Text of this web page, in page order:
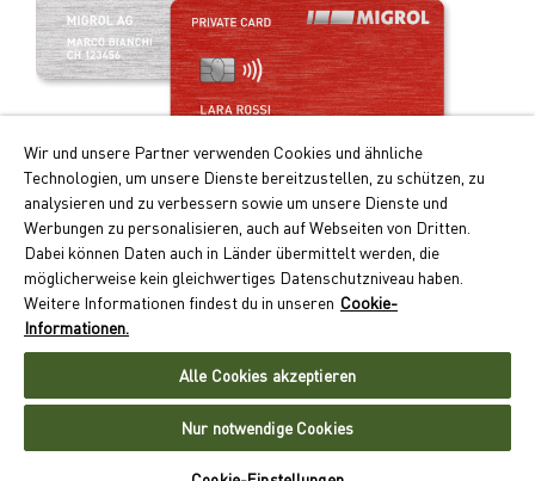
Ihre Vorteile auf einen Blick:
Doppelte Cumulus-Punkte beim Tanken und Laden
Kontaktloses Zahlen auf Monatsrechnung
Akzeptanz an über 550 Standorten schweizweit
Jetzt Migrolcard beantragen
Wir und unsere Partner verwenden Cookies und ähnliche
Technologien, um unsere Dienste bereitzustellen, zu schützen, zu
analysieren und zu verbessern sowie um unsere Dienste und
Werbungen zu personalisieren, auch auf Webseiten von Dritten.
Dabei können Daten auch in Länder übermittelt werden, die
möglicherweise kein gleichwertiges Datenschutzniveau haben.
Weitere Informationen findest du in unseren Cookie-
Informationen.
Alle Cookies akzeptieren
Nur notwendige Cookies